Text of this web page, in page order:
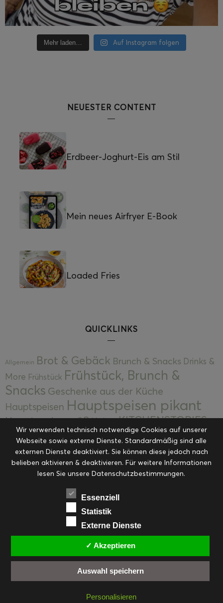
Mehr laden… Auf Instagram folgen
NEUESTER CONTENT
Erdbeer-Joghurt-Eis am Stil
Mein neues Airfryer E-Book
Loaded Fries
QUICKLINKS
Allgemein Brot & Gebäck Brunch & Snacks Drinks &
More Frühstück Frühstück, Brunch &
Snacks Geschenke aus der Küche
Hauptspeisen Hauptspeisen pikant
Hauptspeisen süßKekseKITCHENSTORIES
Kuchen, Torten & Desserts Kuchen und
Desserts Kulinarik Kulinarische Mitbringsel &
Eingemachtes Ohne Kategorie Ostern Resteküche
RezepteSaisonalSliderStartseite
Suppen, Salate & Vorspeisen
Vorspeisen, Salate & Suppen
Weihnachten Workshops & Events
FACEBOOK PINTEREST
EMAIL
INSTAGRAM
Wir verwenden technisch notwendige Cookies auf unserer
Webseite sowie externe Dienste. Standardmäßig sind alle
externen Dienste deaktiviert. Sie können diese jedoch nach
belieben aktivieren & deaktivieren. Für weitere Informationen
lesen Sie unsere Datenschutzbestimmungen.
Essenziell
Statistik
Externe Dienste
✓ Akzeptieren
Auswahl speichern
Personalisieren